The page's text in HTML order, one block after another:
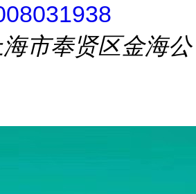
市奉贤区金海公